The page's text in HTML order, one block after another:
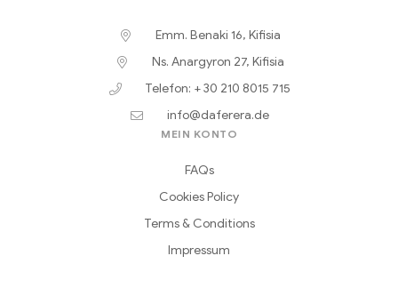
Emm. Benaki 16, Kifisia
Ns. Anargyron 27, Kifisia
Telefon: + 30 210 8015 715
info@daferera.de
MEIN KONTO
FAQs
Cookies Policy
Terms & Conditions
Impressum